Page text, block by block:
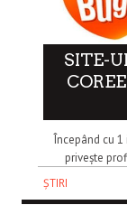
SITE-
Începând cu
privește
ȘTIRI